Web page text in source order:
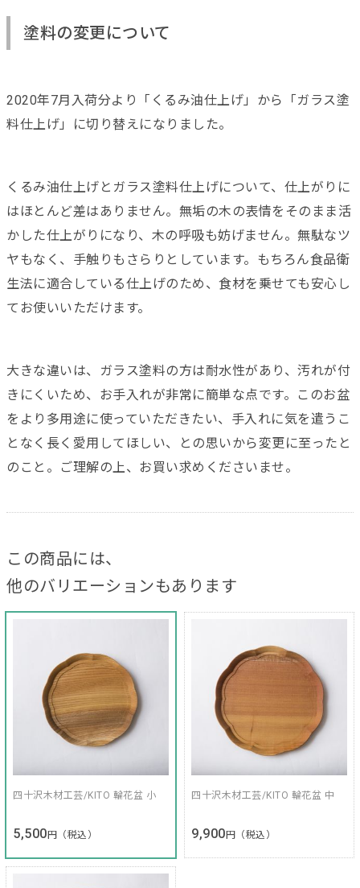
塗料の変更について
2020年7月入荷分より「くるみ油仕上げ」から「ガラス塗
料仕上げ」に切り替えになりました。
くるみ油仕上げとガラス塗料仕上げについて、仕上がりに
はほとんど差はありません。無垢の木の表情をそのまま活
かした仕上がりになり、木の呼吸も妨げません。無駄なツ
ヤもなく、手触りもさらりとしています。もちろん食品衛
生法に適合している仕上げのため、食材を乗せても安心し
てお使いいただけます。
大きな違いは、ガラス塗料の方は耐水性があり、汚れが付
きにくいため、お手入れが非常に簡単な点です。このお盆
をより多用途に使っていただきたい、手入れに気を遣うこ
となく長く愛用してほしい、との思いから変更に至ったと
のこと。ご理解の上、お買い求めくださいませ。
この商品には、
他のバリエーションもあります
四十沢木材工芸/KITO 輪花盆 小
5,500 円（税込）
四十沢木材工芸/KITO 輪花盆 中
9,900 円（税込）